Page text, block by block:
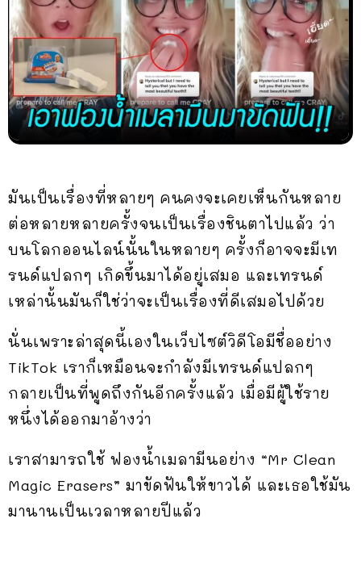
มันเป็นเรื่องที่หลายๆ คนคงจะเคยเห็นกันหลาย
ต่อหลายหลายครั้งจนเป็นเรื่องชินตาไปแล้ว ว่า
บนโลกออนไลน์นั้นในหลายๆ ครั้งก็อาจจะมีเท
รนด์แปลกๆ เกิดขึ้นมาได้อยู่เสมอ และเทรนด์
เหล่านั้นมันก็ใช่ว่าจะเป็นเรื่องที่ดีเสมอไปด้วย
นั่นเพราะล่าสุดนี้เองในเว็บไซต์วิดีโอมีชื่ออย่าง
TikTok เราก็เหมือนจะกำลังมีเทรนด์แปลกๆ
กลายเป็นที่พูดถึงกันอีกครั้งแล้ว เมื่อมีผู้ใช้ราย
หนึ่งได้ออกมาอ้างว่า
เราสามารถใช้ ฟองน้ำเมลามีนอย่าง “Mr Clean
Magic Erasers” มาขัดฟันให้ขาวได้ และเธอใช้มัน
มานานเป็นเวลาหลายปีแล้ว